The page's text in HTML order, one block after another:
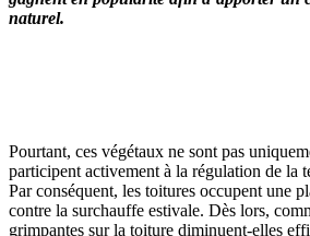
naturel.
Pourtant, ces végétaux ne sont pas
participent activement à la régulation de la
Par conséquent, les toitures occupent une
contre la surchauffe estivale. Dès lors,
grimpantes sur la toiture diminuent-elles